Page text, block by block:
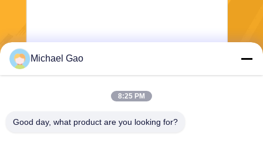
Mengirim
Michael Gao
8:25 PM
Good day, what product are you looking for?